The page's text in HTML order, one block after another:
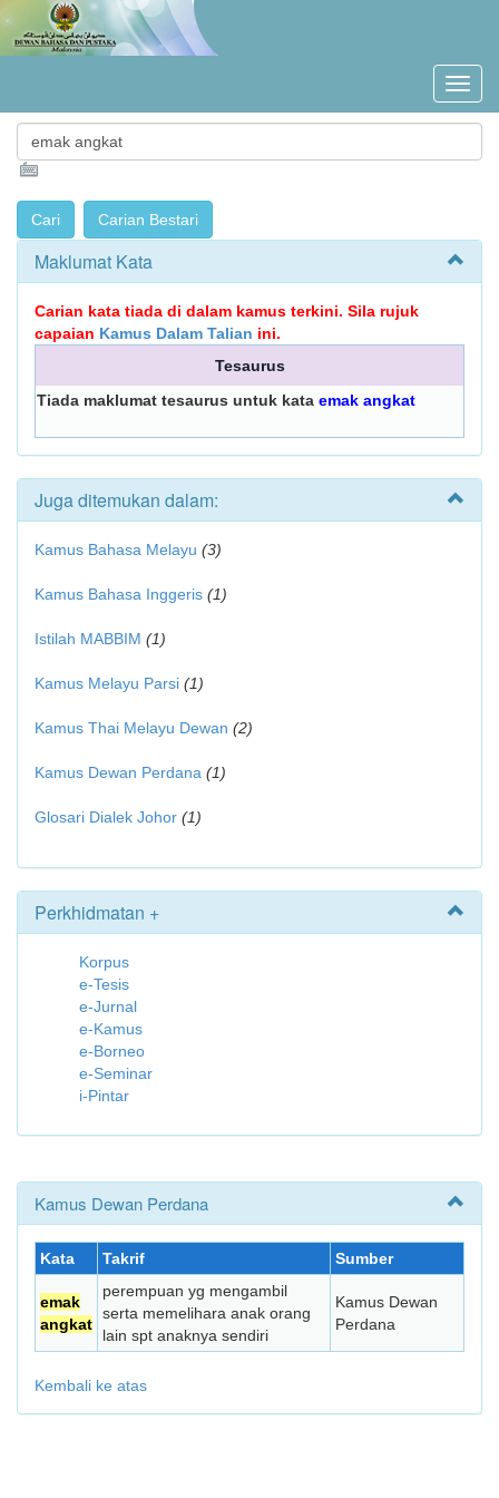
Maklumat Kata
Carian kata tiada di dalam kamus terkini. Sila rujuk
capaian Kamus Dalam Talian ini.
Tesaurus
Tiada maklumat tesaurus untuk kata emak angkat
Juga ditemukan dalam:
Kamus Bahasa Melayu (3)
Kamus Bahasa Inggeris (1)
Istilah MABBIM (1)
Kamus Melayu Parsi (1)
Kamus Thai Melayu Dewan (2)
Kamus Dewan Perdana (1)
Glosari Dialek Johor (1)
Perkhidmatan +
Korpus
e-Tesis
e-Jurnal
e-Kamus
e-Borneo
e-Seminar
i-Pintar
Kamus Dewan Perdana
Kata Takrif Sumber
emak
angkat
perempuan yg mengambil
serta memelihara anak orang
lain spt anaknya sendiri
Kamus Dewan
Perdana
Kembali ke atas